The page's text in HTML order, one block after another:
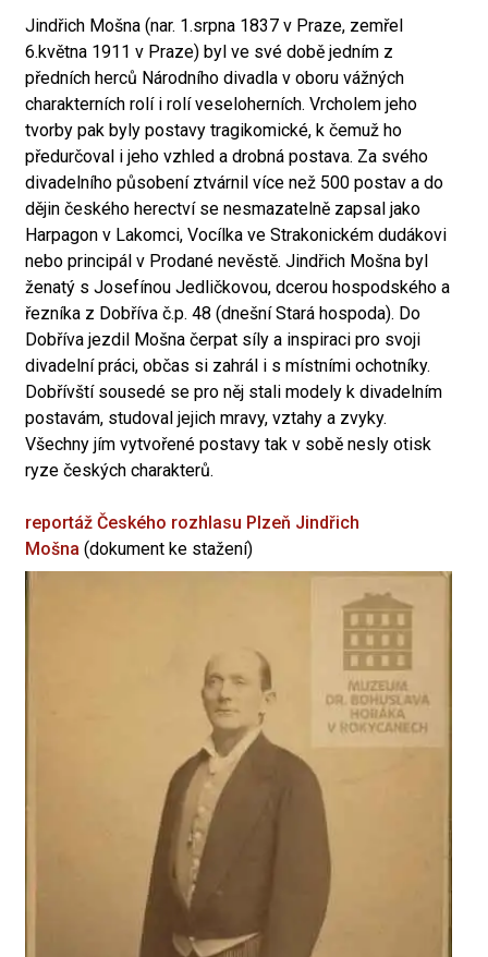
Jindřich Mošna (nar. 1.srpna 1837 v Praze, zemřel
6.května 1911 v Praze) byl ve své době jedním z
předních herců Národního divadla v oboru vážných
charakterních rolí i rolí veseloherních. Vrcholem jeho
tvorby pak byly postavy tragikomické, k čemuž ho
předurčoval i jeho vzhled a drobná postava. Za svého
divadelního působení ztvárnil více než 500 postav a do
dějin českého herectví se nesmazatelně zapsal jako
Harpagon v Lakomci, Vocílka ve Strakonickém dudákovi
nebo principál v Prodané nevěstě. Jindřich Mošna byl
ženatý s Josefínou Jedličkovou, dcerou hospodského a
řezníka z Dobříva č.p. 48 (dnešní Stará hospoda). Do
Dobříva jezdil Mošna čerpat síly a inspiraci pro svoji
divadelní práci, občas si zahrál i s místními ochotníky.
Dobřívští sousedé se pro něj stali modely k divadelním
postavám, studoval jejich mravy, vztahy a zvyky.
Všechny jím vytvořené postavy tak v sobě nesly otisk
ryze českých charakterů.
reportáž Českého rozhlasu Plzeň Jindřich
Mošna (dokument ke stažení)